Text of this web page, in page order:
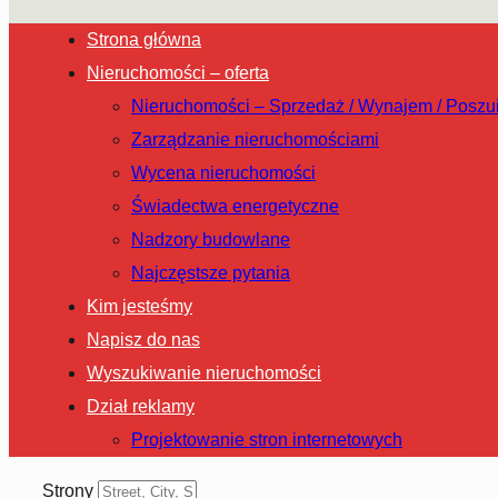
Strona główna
Nieruchomości – oferta
Nieruchomości – Sprzedaż / Wynajem /
Zarządzanie nieruchomościami
Wycena nieruchomości
Świadectwa energetyczne
Nadzory budowlane
Najczęstsze pytania
Kim jesteśmy
Napisz do nas
Wyszukiwanie nieruchomości
Dział reklamy
Projektowanie stron internetowych
Strony